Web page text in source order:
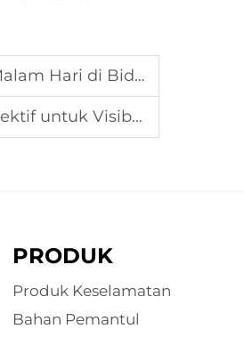
di Bidang Logistik
Maksimal
PRODUK
Produk Keselamatan
Bahan Pemantul